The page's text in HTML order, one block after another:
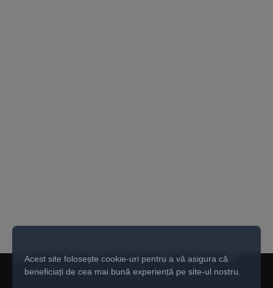
Acest site folosește cookie-uri pentru a vă asigura că
beneficiați de cea mai bună experiență pe site-ul nostru.